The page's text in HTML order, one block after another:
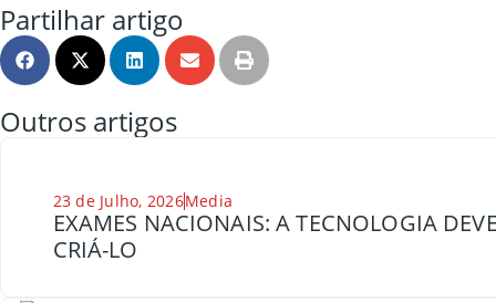
Partilhar artigo
Outros artigos
23 de Julho, 2026Media
EXAMES NACIONAIS: A TECNOLOGIA
CRIÁ-LO